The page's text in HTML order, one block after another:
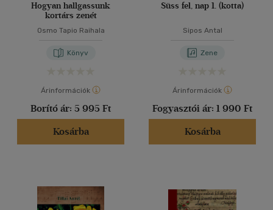
Hogyan hallgassunk
kortárs zenét
Osmo Tapio Raihala
Könyv
Árinformációk
Borító ár: 5 995 Ft
Kosárba
Süss fel, nap 1. (kotta)
Sipos Antal
Zene
Árinformációk
Fogyasztói ár: 1 990 Ft
Kosárba